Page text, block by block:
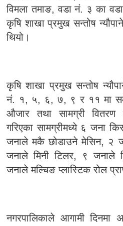
विमला तमाङ, वडा नं. ३ का
कृषि शाखा प्रमुख सन्तोष
थियो।
कृषि शाखा प्रमुख सन्तोष
नं. १, ५, ६, ७, ९ र ११ मा
औजार तथा सामग्री वितरण
गरिएका सामग्रीमध्ये ६ जना
जनाले मकै छोडाउने मेसिन, २
जनाले मिनी टिलर, ९ जनाले
जनाले मल्चिङ प्लास्टिक रोल
नगरपालिकाले आगामी दिनमा